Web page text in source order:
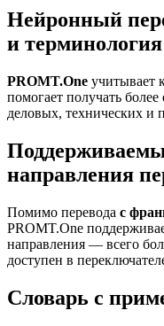
Нейронный
и терминология
PROMT.One учитывает
помогает получать
деловых, технических и
направления
Помимо перевода с
PROMT.One
направления — всего
доступен в
Словарь с